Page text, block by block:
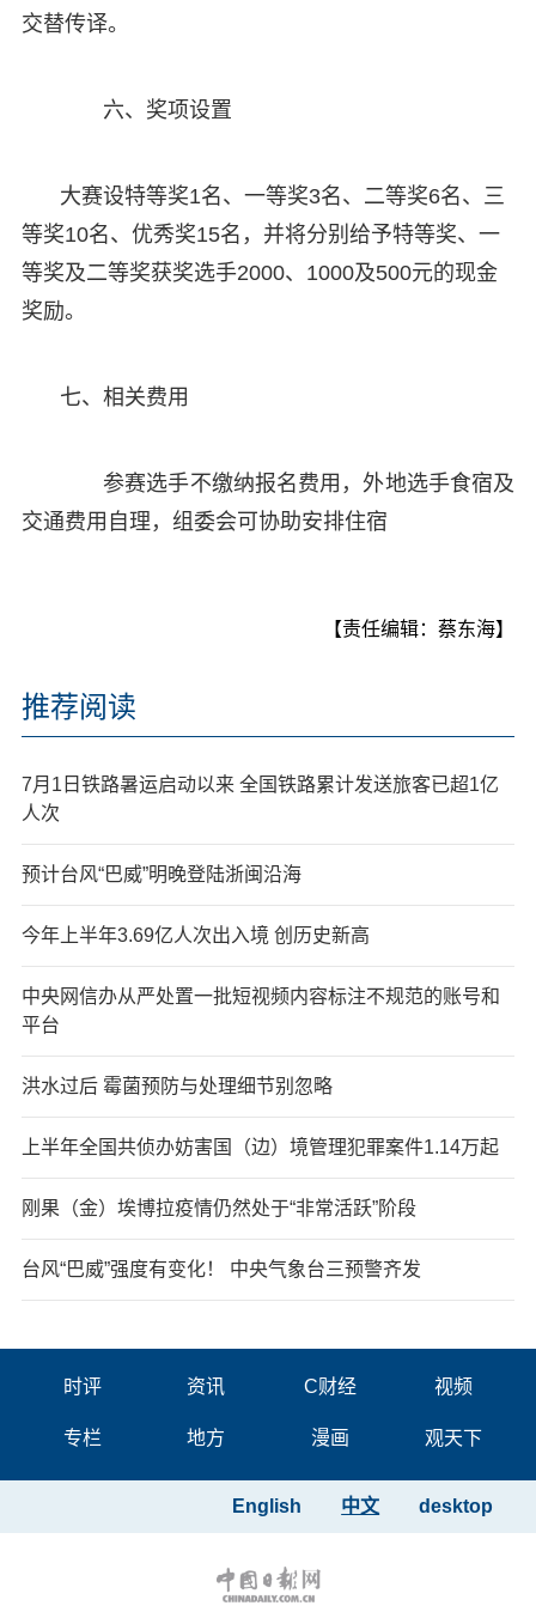
交替传译。
六、奖项设置
大赛设特等奖1名、一等奖3名、二等奖6名、三
等奖10名、优秀奖15名，并将分别给予特等奖、一
等奖及二等奖获奖选手2000、1000及500元的现金
奖励。
七、相关费用
参赛选手不缴纳报名费用，外地选手食宿及
交通费用自理，组委会可协助安排住宿
【责任编辑：蔡东海】
推荐阅读
7月1日铁路暑运启动以来 全国铁路累计发送旅客已超1亿
人次
预计台风“巴威”明晚登陆浙闽沿海
今年上半年3.69亿人次出入境 创历史新高
中央网信办从严处置一批短视频内容标注不规范的账号和
平台
洪水过后 霉菌预防与处理细节别忽略
上半年全国共侦办妨害国（边）境管理犯罪案件1.14万起
刚果（金）埃博拉疫情仍然处于“非常活跃”阶段
台风“巴威”强度有变化！ 中央气象台三预警齐发
时评 资讯 C财经 视频
专栏 地方 漫画 观天下
desktop
中文
English